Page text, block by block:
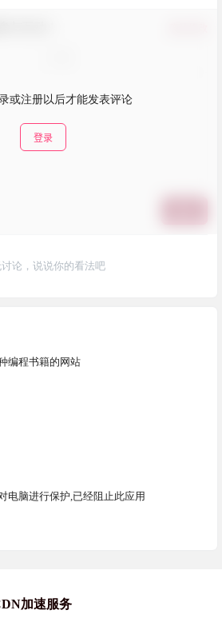
或注册以后才能发表评论
登录
讨论，说说你的看法吧
编程书籍的网站
电脑进行保护,已经阻止此应用
加速服务